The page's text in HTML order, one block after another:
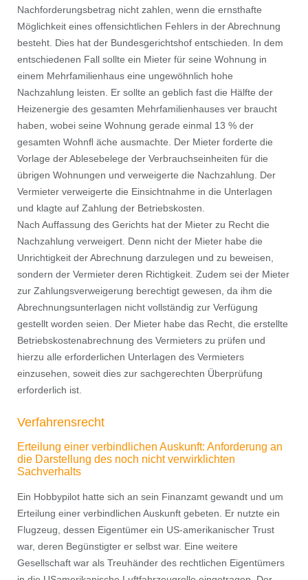
Nachforderungsbetrag nicht zahlen, wenn die ernsthafte
Möglichkeit eines offensichtlichen Fehlers in der Abrechnung
besteht. Dies hat der Bundesgerichtshof entschieden. In dem
entschiedenen Fall sollte ein Mieter für seine Wohnung in
einem Mehrfamilienhaus eine ungewöhnlich hohe
Nachzahlung leisten. Er sollte an geblich fast die Hälfte der
Heizenergie des gesamten Mehrfamilienhauses ver braucht
haben, wobei seine Wohnung gerade einmal 13 % der
gesamten Wohnﬂ äche ausmachte. Der Mieter forderte die
Vorlage der Ablesebelege der Verbrauchseinheiten für die
übrigen Wohnungen und verweigerte die Nachzahlung. Der
Vermieter verweigerte die Einsichtnahme in die Unterlagen
und klagte auf Zahlung der Betriebskosten.
Nach Auffassung des Gerichts hat der Mieter zu Recht die
Nachzahlung verweigert. Denn nicht der Mieter habe die
Unrichtigkeit der Abrechnung darzulegen und zu beweisen,
sondern der Vermieter deren Richtigkeit. Zudem sei der Mieter
zur Zahlungsverweigerung berechtigt gewesen, da ihm die
Abrechnungsunterlagen nicht vollständig zur Verfügung
gestellt worden seien. Der Mieter habe das Recht, die erstellte
Betriebskostenabrechnung des Vermieters zu prüfen und
hierzu alle erforderlichen Unterlagen des Vermieters
einzusehen, soweit dies zur sachgerechten Überprüfung
erforderlich ist.
Verfahrensrecht
Erteilung einer verbindlichen Auskunft: Anforderung an
die Darstellung des noch nicht verwirklichten
Sachverhalts
Ein Hobbypilot hatte sich an sein Finanzamt gewandt und um
Erteilung einer verbindlichen Auskunft gebeten. Er nutzte ein
Flugzeug, dessen Eigentümer ein US-amerikanischer Trust
war, deren Begünstigter er selbst war. Eine weitere
Gesellschaft war als Treuhänder des rechtlichen Eigentümers